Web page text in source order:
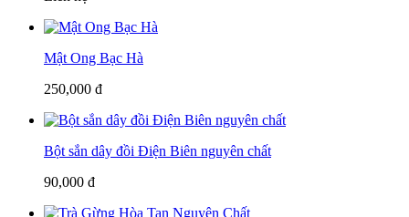
Mật Ong Bạc Hà
250,000 đ
Bột sắn dây đồi Điện Biên nguyên chất
90,000 đ